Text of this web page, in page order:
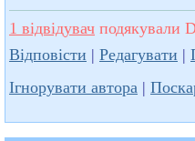
1 відвідувач подякували
Відповісти | Редагувати |
Ігнорувати автора |